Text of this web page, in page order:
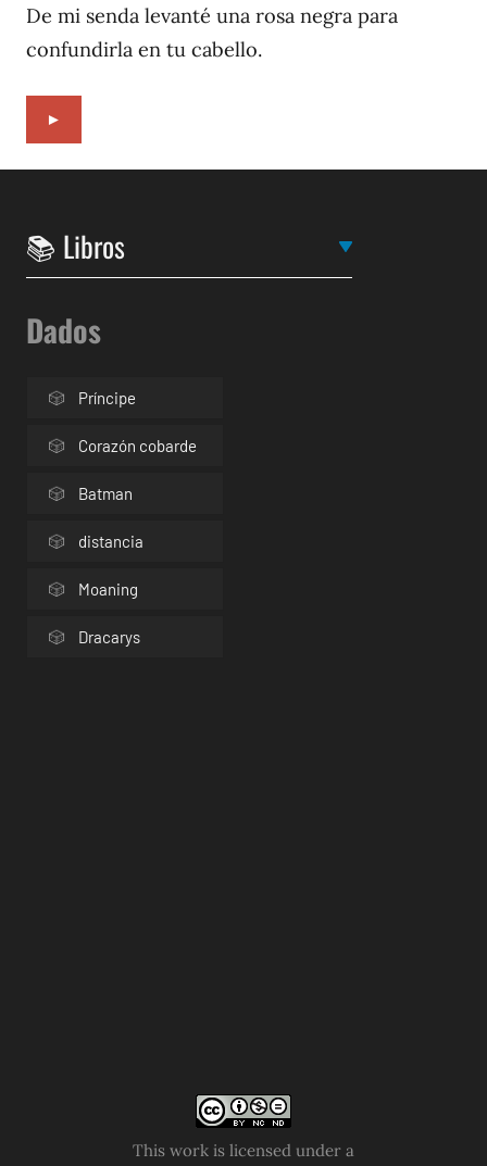
1994
De mi senda levanté una rosa negra para
confundirla en tu cabello.
►
Dados
Príncipe
Corazón cobarde
Batman
distancia
Moaning
Dracarys
This work is licensed under a